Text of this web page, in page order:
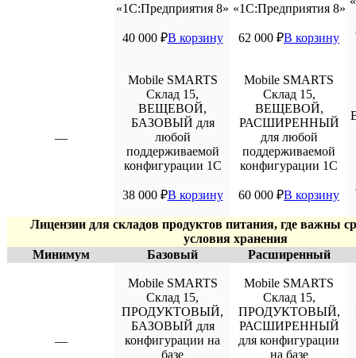
«1С:Предприятия 8»
40 000 ₽В корзину
«1С:Предприятия 8»
62 000 ₽В корзину
—
Mobile SMARTS
Склад 15,
ВЕЩЕВОЙ,
БАЗОВЫЙ для
любой
поддерживаемой
конфигурации 1С
38 000 ₽В корзину
Mobile SMARTS
Склад 15,
ВЕЩЕВОЙ,
РАСШИРЕННЫЙ
для любой
поддерживаемой
конфигурации 1С
60 000 ₽В корзину
Лицензии для складов продуктов питания, где важны
условия хранения
Минимум
Базовый Расширенный
—
Mobile SMARTS
Склад 15,
ПРОДУКТОВЫЙ,
БАЗОВЫЙ для
конфигурации на
базе
Mobile SMARTS
Склад 15,
ПРОДУКТОВЫЙ,
РАСШИРЕННЫЙ
для конфигурации
на базе